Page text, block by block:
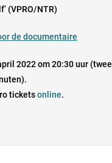
(VPRO/NTR)
de documentaire
2022 om 20:30 uur (twee
ticketsonline.